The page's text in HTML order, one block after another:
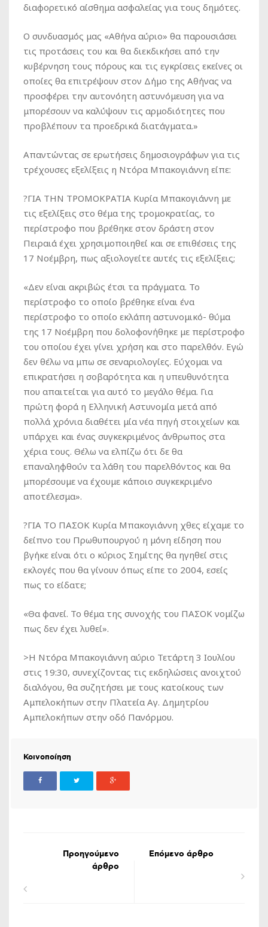
διαφορετικό αίσθημα ασφαλείας για τους δημότες.
Ο συνδυασμός μας «Αθήνα αύριο» θα παρουσιάσει
τις προτάσεις του και θα διεκδικήσει από την
κυβέρνηση τους πόρους και τις εγκρίσεις εκείνες οι
οποίες θα επιτρέψουν στον Δήμο της Αθήνας να
προσφέρει την αυτονόητη αστυνόμευση για να
μπορέσουν να καλύψουν τις αρμοδιότητες που
προβλέπουν τα προεδρικά διατάγματα.»
Απαντώντας σε ερωτήσεις δημοσιογράφων για τις
τρέχουσες εξελίξεις η Ντόρα Μπακογιάννη είπε:
?ΓΙΑ ΤΗΝ ΤΡΟΜΟΚΡΑΤΙΑ Κυρία Μπακογιάννη με
τις εξελίξεις στο θέμα της τρομοκρατίας, το
περίστροφο που βρέθηκε στον δράστη στον
Πειραιά έχει χρησιμοποιηθεί και σε επιθέσεις της
17 Νοέμβρη, πως αξιολογείτε αυτές τις εξελίξεις;
«Δεν είναι ακριβώς έτσι τα πράγματα. Το
περίστροφο το οποίο βρέθηκε είναι ένα
περίστροφο το οποίο εκλάπη αστυνομικό- θύμα
της 17 Νοέμβρη που δολοφονήθηκε με περίστροφο
του οποίου έχει γίνει χρήση και στο παρελθόν. Εγώ
δεν θέλω να μπω σε σεναριολογίες. Εύχομαι να
επικρατήσει η σοβαρότητα και η υπευθυνότητα
που απαιτείται για αυτό το μεγάλο θέμα. Για
πρώτη φορά η Ελληνική Αστυνομία μετά από
πολλά χρόνια διαθέτει μία νέα πηγή στοιχείων και
υπάρχει και ένας συγκεκριμένος άνθρωπος στα
χέρια τους. Θέλω να ελπίζω ότι δε θα
επαναληφθούν τα λάθη του παρελθόντος και θα
μπορέσουμε να έχουμε κάποιο συγκεκριμένο
αποτέλεσμα».
?ΓΙΑ ΤΟ ΠΑΣΟΚ Κυρία Μπακογιάννη χθες είχαμε το
δείπνο του Πρωθυπουργού η μόνη είδηση που
βγήκε είναι ότι ο κύριος Σημίτης θα ηγηθεί στις
εκλογές που θα γίνουν όπως είπε το 2004, εσείς
πως το είδατε;
«Θα φανεί. Το θέμα της συνοχής του ΠΑΣΟΚ νομίζω
πως δεν έχει λυθεί».
>Η Ντόρα Μπακογιάννη αύριο Τετάρτη 3 Ιουλίου
στις 19:30, συνεχίζοντας τις εκδηλώσεις ανοιχτού
διαλόγου, θα συζητήσει με τους κατοίκους των
Αμπελοκήπων στην Πλατεία Αγ. Δημητρίου
Αμπελοκήπων στην οδό Πανόρμου.
Κοινοποίηση
Προηγούμενο
άρθρο
Επόμενο άρθρο